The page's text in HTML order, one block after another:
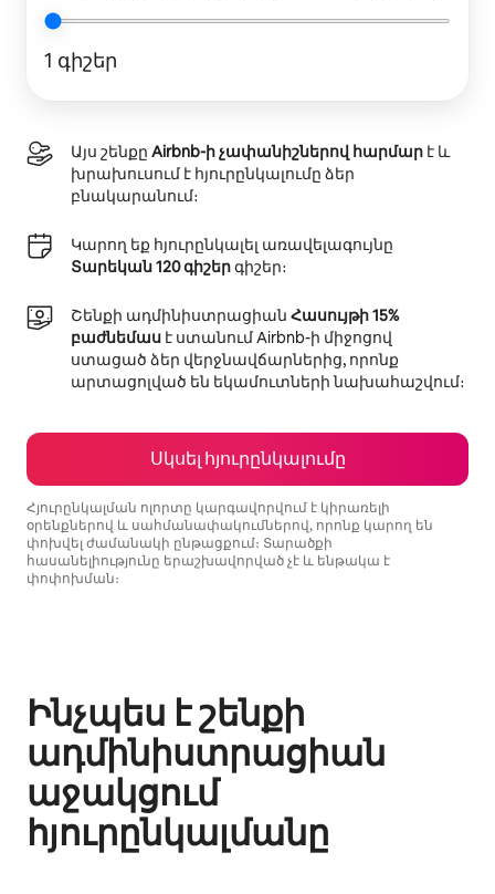
1 գիշեր
Այս շենքը Airbnb-ի չափանիշներով հարմար է և
խրախուսում է հյուրընկալումը ձեր
բնակարանում։
Կարող եք հյուրընկալել առավելագույնը
Տարեկան 120 գիշերգիշեր։
Շենքի ադմինիստրացիան Հասույթի 15%
բաժնեմաս է ստանում Airbnb-ի միջոցով
ստացած ձեր վերջնավճարներից, որոնք
արտացոլված են եկամուտների նախահաշվում։
Սկսել հյուրընկալումը
Հյուրընկալման ոլորտը կարգավորվում է կիրառելի
օրենքներով և սահմանափակումներով, որոնք կարող են
փոխվել ժամանակի ընթացքում։ Տարածքի
հասանելիությունը երաշխավորված չէ և ենթակա է
փոփոխման։
Ինչպես է շենքի
ադմինիստրացիան
աջակցում
հյուրընկալմանը